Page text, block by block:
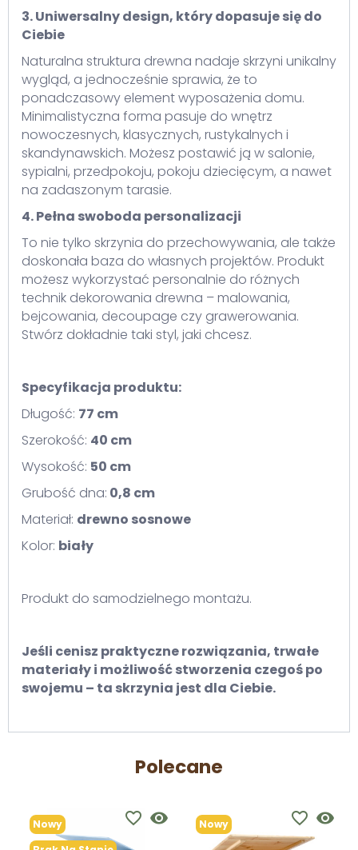
3. Uniwersalny design, który dopasuje się do
Ciebie
Naturalna struktura drewna nadaje skrzyni unikalny
wygląd, a jednocześnie sprawia, że to
ponadczasowy element wyposażenia domu.
Minimalistyczna forma pasuje do wnętrz
nowoczesnych, klasycznych, rustykalnych i
skandynawskich. Możesz postawić ją w salonie,
sypialni, przedpokoju, pokoju dziecięcym, a nawet
na zadaszonym tarasie.
4. Pełna swoboda personalizacji
To nie tylko skrzynia do przechowywania, ale także
doskonała baza do własnych projektów. Produkt
możesz wykorzystać personalnie do różnych
technik dekorowania drewna – malowania,
bejcowania, decoupage czy grawerowania.
Stwórz dokładnie taki styl, jaki chcesz.
Specyfikacja produktu:
Długość: 77 cm
Szerokość: 40 cm
Wysokość: 50 cm
Grubość dna: 0,8 cm
Materiał: drewno sosnowe
Kolor: biały
Produkt do samodzielnego montażu.
Jeśli cenisz praktyczne rozwiązania, trwałe
materiały i możliwość stworzenia czegoś po
swojemu – ta skrzynia jest dla Ciebie.
Polecane
Nowy
visibility
favorite_border Nowy visibility
favorite_border